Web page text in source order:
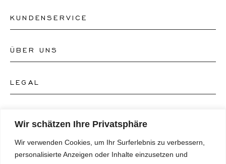
Wir schätzen Ihre Privatsphäre
Wir verwenden Cookies, um Ihr Surferlebnis zu verbessern,
personalisierte Anzeigen oder Inhalte einzusetzen und
KUNDENSERVICE
Kontakt Uhrengeschäft
ÜBER UNS
Über uns
Magazin
LEGAL
Datenschutzrichtlinie
Instagram
SPRACHE